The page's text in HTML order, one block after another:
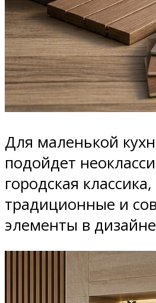
Для маленькой
подойдет
городская
традиционные и
элементы в